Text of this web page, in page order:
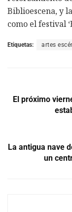
Biblioescena, y
como el festival
Etiquetas: artes
El próximo
La antigua nave
un